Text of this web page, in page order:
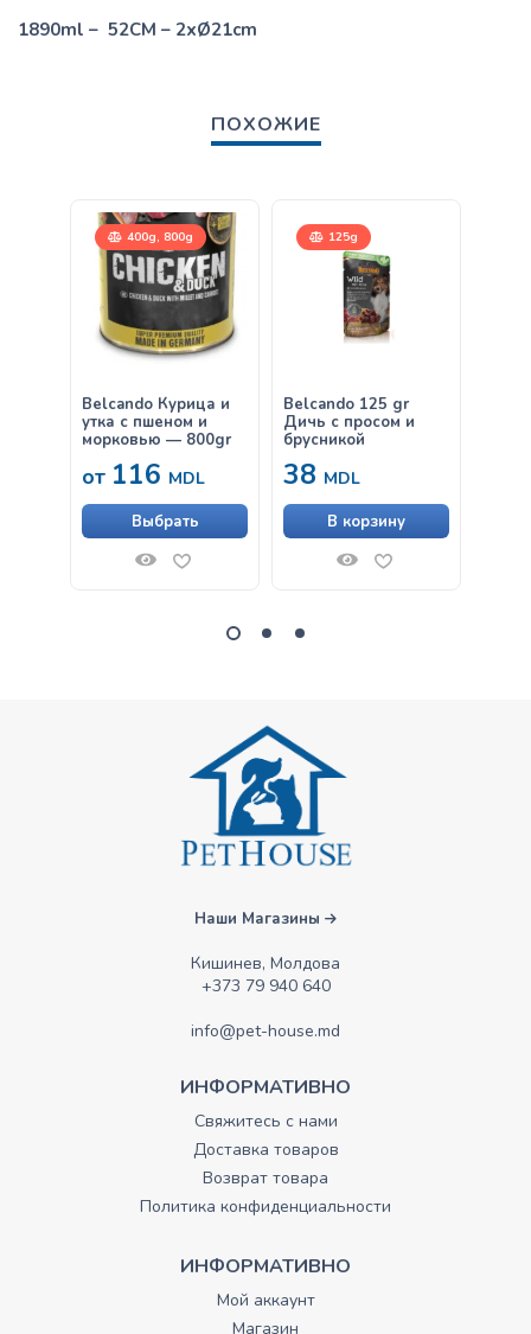
1890ml – 52CM – 2xØ21cm
ПОХОЖИЕ
400g, 800g
Belcando Курица и
утка с пшеном и
морковью — 800gr
от 116 MDL
Выбрать
125g
Belcando 125 gr
Дичь с просом и
брусникой
38 MDL
В корзину
Наши Магазины
Кишинев, Молдова
+373 79 940 640
info@pet-house.md
ИНФОРМАТИВНО
Свяжитесь с нами
Доставка товаров
Возврат товара
Политика конфиденциальности
ИНФОРМАТИВНО
Мой аккаунт
Магазин